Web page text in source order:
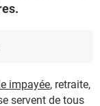
impayée, retraite,
servent de tous